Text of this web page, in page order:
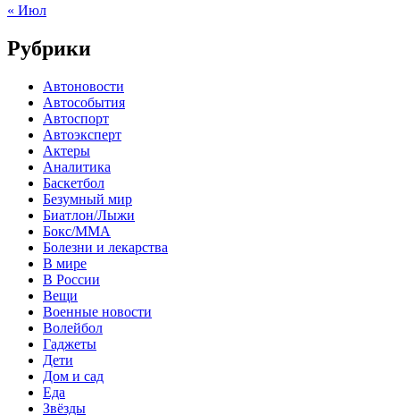
« Июл
Рубрики
Автоновости
Автособытия
Автоспорт
Автоэксперт
Актеры
Аналитика
Баскетбол
Безумный мир
Биатлон/Лыжи
Бокс/MMA
Болезни и лекарства
В мире
В России
Вещи
Военные новости
Волейбол
Гаджеты
Дети
Дом и сад
Еда
Звёзды